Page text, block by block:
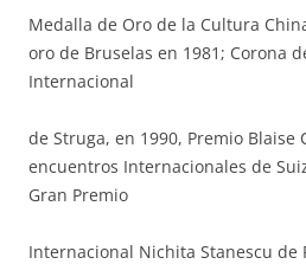
Medalla de Oro de la Cultura
oro de Bruselas en 1981; Corona
Internacional
de Struga, en 1990, Premio Blaise
encuentros Internacionales de
Gran Premio
Internacional Nichita Stanescu de